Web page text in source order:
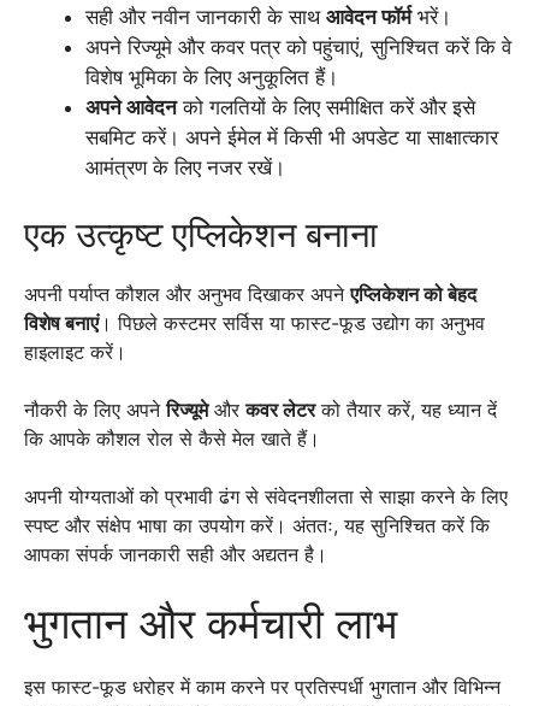
सही और नवीन जानकारी के साथ आवेदन फॉर्मभरें।
अपने रिज्यूमे और कवर पत्र को पहुंचाएं, सुनिश्चित करें कि वे
विशेष भूमिका के लिए अनुकूलित हैं।
अपने आवेदनको गलतियों के लिए समीक्षित करें और इसे
सबमिट करें। अपने ईमेल में किसी भी अपडेट या साक्षात्कार
आमंत्रण के लिए नजर रखें।
एक उत्कृष्ट एप्लिकेशन बनाना
अपनी पर्याप्त कौशल और अनुभव दिखाकर अपनेएप्लिकेशन को बेहद
विशेष बनाएं। पिछले कस्टमर सर्विस या फास्ट-फूड उद्योग का अनुभव
हाइलाइट करें।
नौकरी के लिए अपनेरिज्यूमेऔरकवर लेटरको तैयार करें, यह ध्यान दें
कि आपके कौशल रोल से कैसे मेल खाते हैं।
अपनी योग्यताओं को प्रभावी ढंग से संवेदनशीलता से साझा करने के लिए
स्पष्ट और संक्षेप भाषा का उपयोग करें। अंततः, यह सुनिश्चित करें कि
आपका संपर्क जानकारी सही और अद्यतन है।
भुगतान और कर्मचारी लाभ
इस फास्ट-फूड धरोहर में काम करने पर प्रतिस्पर्धी भुगतान और विभिन्न